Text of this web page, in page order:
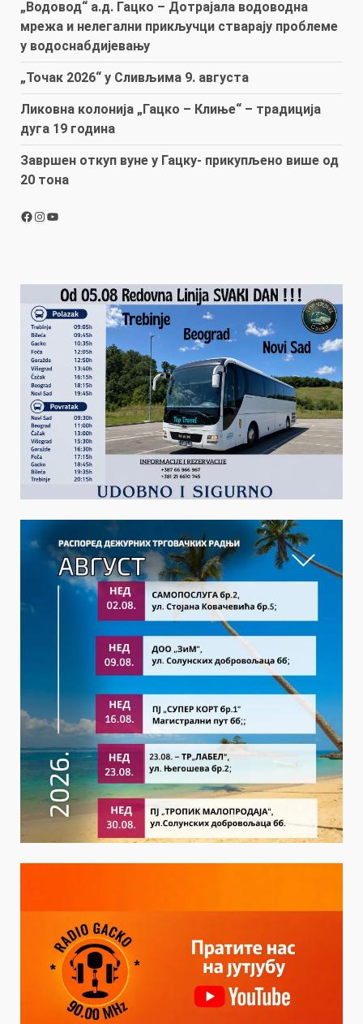
„Водовод“ а.д. Гацко – Дотрајала водоводна
мрежа и нелегални прикључци стварају проблеме
у водоснабдијевању
„Точак 2026“ у Сливљима 9. августа
Ликовна колонија „Гацко – Клиње“ – традиција
дуга 19 година
Завршен откуп вуне у Гацку- прикупљено више од
20 тона
Facebook
Instagram
YouTube